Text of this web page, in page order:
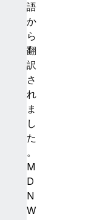
語
か
ら
翻
訳
さ
れ
ま
し
た
。
M
D
N
W